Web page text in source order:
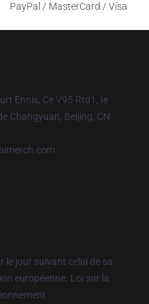
PayPal / MasterCard / Visa
Ennis, Ce V95 Rtd1, Ie
Changyuan, Beijing, CN
le jour suivant celui de sa
européenne. Loi sur la